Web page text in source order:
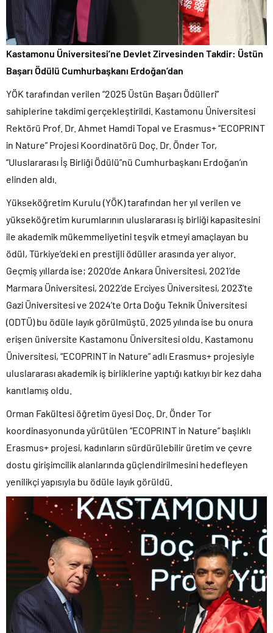
Kastamonu Üniversitesi’ne Devlet Zirvesinden Takdir: Üstün
Başarı Ödülü Cumhurbaşkanı Erdoğan’dan
YÖK tarafından verilen “2025 Üstün Başarı Ödülleri”
sahiplerine takdimi gerçekleştirildi. Kastamonu Üniversitesi
Rektörü Prof. Dr. Ahmet Hamdi Topal ve Erasmus+ “ECOPRINT
in Nature” Projesi Koordinatörü Doç. Dr. Önder Tor,
“Uluslararası İş Birliği Ödülü”nü Cumhurbaşkanı Erdoğan’ın
elinden aldı.
Yükseköğretim Kurulu (YÖK) tarafından her yıl verilen ve
yükseköğretim kurumlarının uluslararası iş birliği kapasitesini
ile akademik mükemmeliyetini teşvik etmeyi amaçlayan bu
ödül, Türkiye’deki en prestijli ödüller arasında yer alıyor.
Geçmiş yıllarda ise; 2020’de Ankara Üniversitesi, 2021’de
Marmara Üniversitesi, 2022’de Erciyes Üniversitesi, 2023’te
Gazi Üniversitesi ve 2024’te Orta Doğu Teknik Üniversitesi
(ODTÜ) bu ödüle layık görülmüştü. 2025 yılında ise bu onura
erişen üniversite Kastamonu Üniversitesi oldu. Kastamonu
Üniversitesi, “ECOPRINT in Nature” adlı Erasmus+ projesiyle
uluslararası akademik iş birliklerine yaptığı katkıyı bir kez daha
kanıtlamış oldu.
Orman Fakültesi öğretim üyesi Doç. Dr. Önder Tor
koordinasyonunda yürütülen “ECOPRINT in Nature” başlıklı
Erasmus+ projesi, kadınların sürdürülebilir üretim ve çevre
dostu girişimcilik alanlarında güçlendirilmesini hedefleyen
yenilikçi yapısıyla bu ödüle layık görüldü.